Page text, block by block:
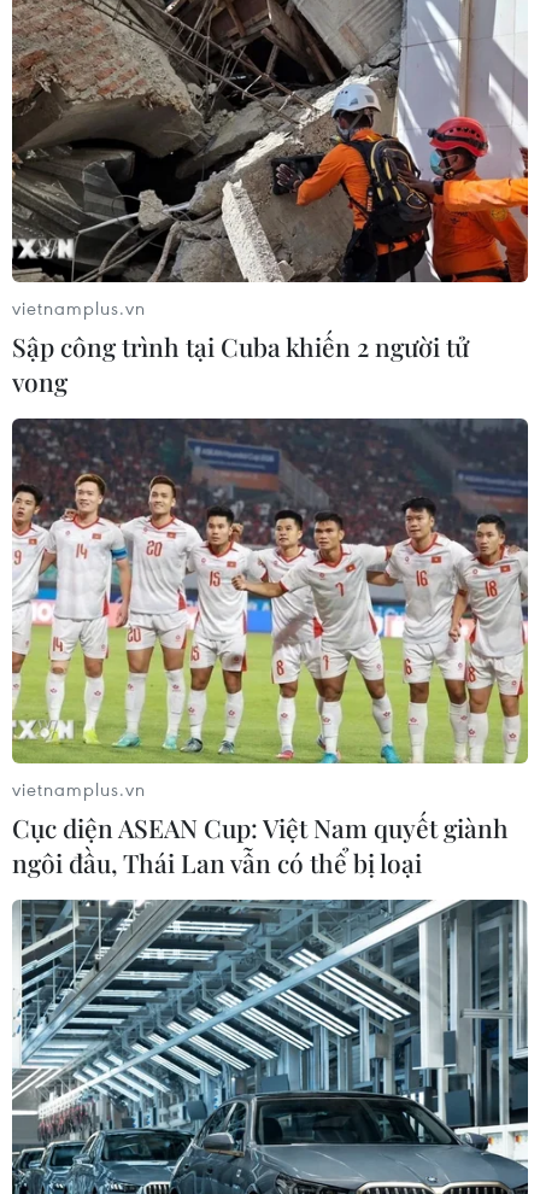
vietnamplus.vn
Sập công trình tại Cuba khiến 2 người tử
vong
vietnamplus.vn
Cục diện ASEAN Cup: Việt Nam quyết giành
ngôi đầu, Thái Lan vẫn có thể bị loại